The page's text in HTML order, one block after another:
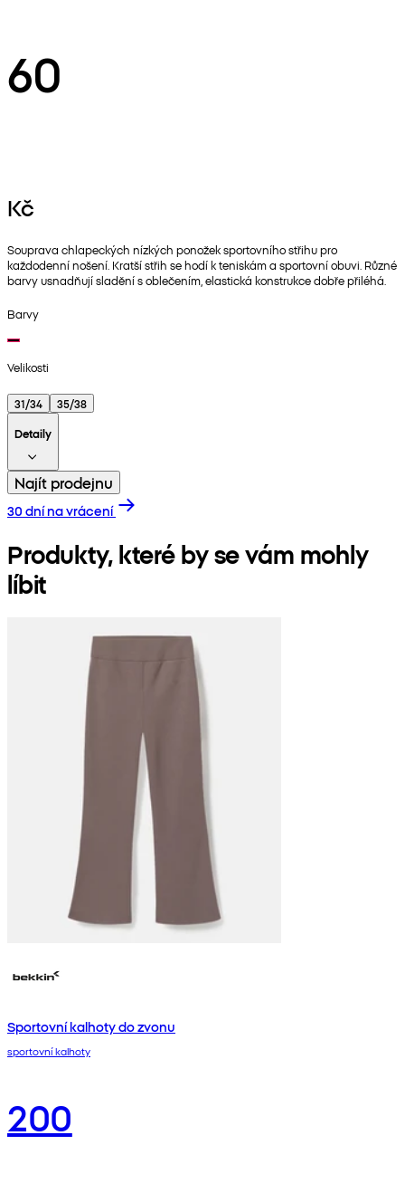
60
Kč
Souprava chlapeckých nízkých ponožek sportovního střihu pro
každodenní nošení. Kratší střih se hodí k teniskám a sportovní obuvi. Různé
barvy usnadňují sladění s oblečením, elastická konstrukce dobře přiléhá.
Barvy
Velikosti
31/34
35/38
Detaily
Najít prodejnu
30 dní na vrácení
Produkty, které by se vám mohly
líbit
Sportovní kalhoty do zvonu
sportovní kalhoty
200